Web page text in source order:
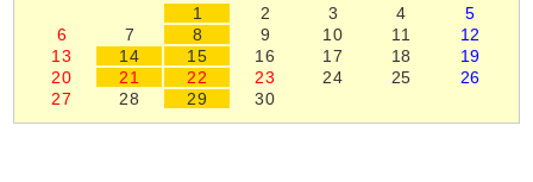
1
2 3 4
5
6
7 8 9 10 11
12
13
14 15 16 17 18
19
20
21 22 23 24 25
26
27
28 29 30